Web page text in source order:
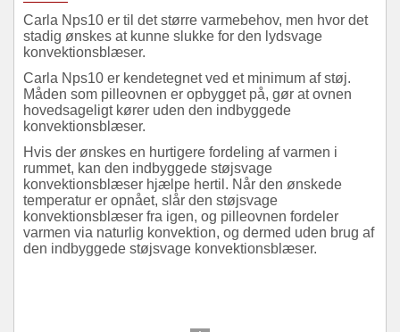
Carla Nps10 er til det større varmebehov, men hvor det
stadig ønskes at kunne slukke for den lydsvage
konvektionsblæser.
Carla Nps10 er kendetegnet ved et minimum af støj.
Måden som pilleovnen er opbygget på, gør at ovnen
hovedsageligt kører uden den indbyggede
konvektionsblæser.
Hvis der ønskes en hurtigere fordeling af varmen i
rummet, kan den indbyggede støjsvage
konvektionsblæser hjælpe hertil. Når den ønskede
temperatur er opnået, slår den støjsvage
konvektionsblæser fra igen, og pilleovnen fordeler
varmen via naturlig konvektion, og dermed uden brug af
den indbyggede støjsvage konvektionsblæser.